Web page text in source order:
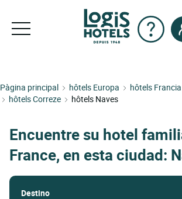
Pàgina principal hôtels Europa hôtels Francia
hôtels Correze
hôtels Naves
Encuentre su hotel
France, en esta ciudad:
Destino